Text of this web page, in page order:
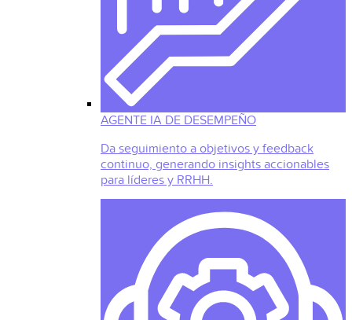
AGENTE IA DE DESEMPEÑO
Da seguimiento a objetivos y feedback
continuo, generando insights accionables
para líderes y RRHH.